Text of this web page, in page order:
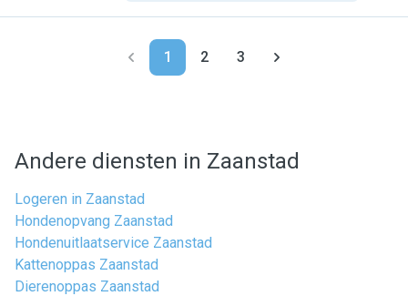
1 2 3
Andere diensten in Zaanstad
Logeren in Zaanstad
Hondenopvang Zaanstad
Hondenuitlaatservice Zaanstad
Kattenoppas Zaanstad
Dierenoppas Zaanstad